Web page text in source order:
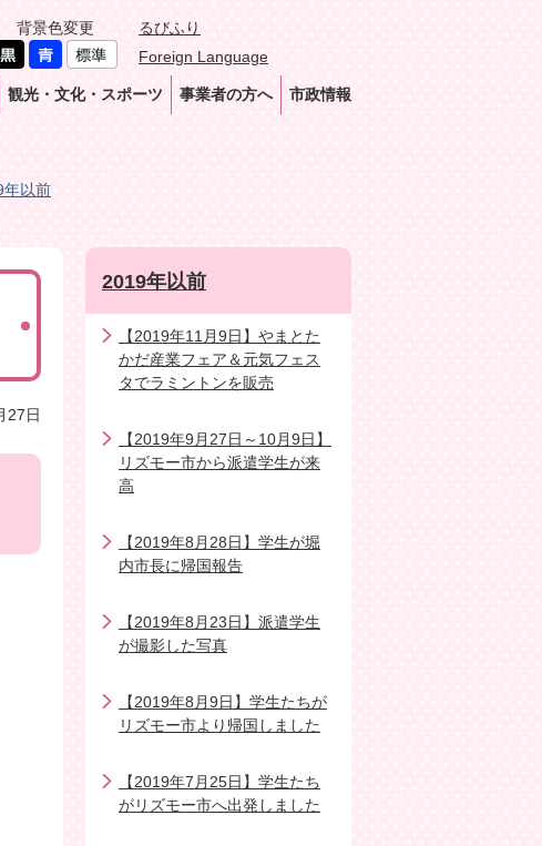
背景色変更
るびふり
Foreign Language
観光・文化・スポーツ 事業者の方へ 市政情報
年以前
27日
2019年以前
【2019年11月9日】やまとた
かだ産業フェア＆元気フェス
タでラミントンを販売
【2019年9月27日～10月9日】
リズモー市から派遣学生が来
高
【2019年8月28日】学生が堀
内市長に帰国報告
【2019年8月23日】派遣学生
が撮影した写真
【2019年8月9日】学生たちが
リズモー市より帰国しました
【2019年7月25日】学生たち
がリズモー市へ出発しました